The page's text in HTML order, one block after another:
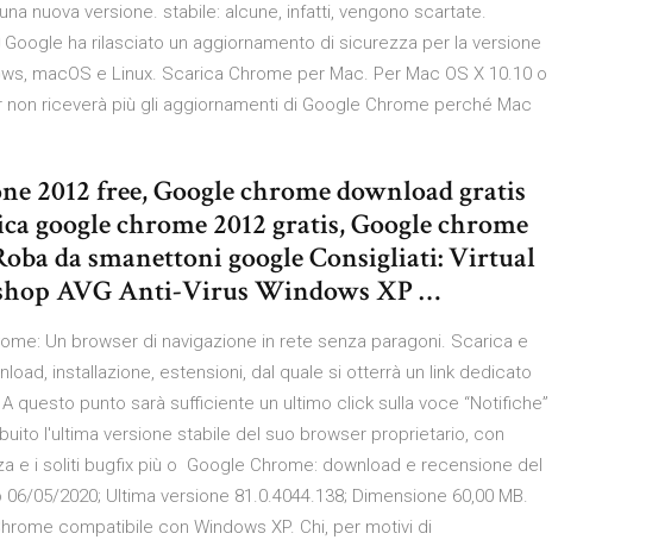
nuova versione. stabile: alcune, infatti, vengono scartate.
ha rilasciato un aggiornamento di sicurezza per la versione
macOS e Linux. Scarica Chrome per Mac. Per Mac OS X 10.10 o
riceverà più gli aggiornamenti di Google Chrome perché Mac
2012 free, Google chrome download gratis
google chrome 2012 gratis, Google chrome
da smanettoni google Consigliati: Virtual
AVG Anti-Virus Windows XP …
Un browser di navigazione in rete senza paragoni. Scarica e
installazione, estensioni, dal quale si otterrà un link dedicato
questo punto sarà sufficiente un ultimo click sulla voce “Notifiche”
l'ultima versione stabile del suo browser proprietario, con
e i soliti bugfix più o Google Chrome: download e recensione del
05/2020; Ultima versione 81.0.4044.138; Dimensione 60,00 MB.
compatibile con Windows XP. Chi, per motivi di